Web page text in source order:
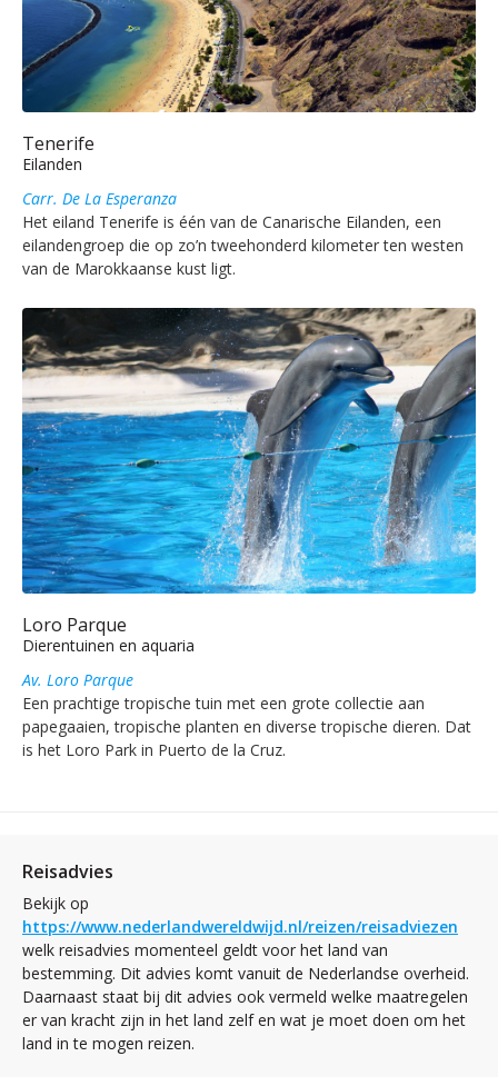
Tenerife
Eilanden
Carr. De La Esperanza
Het eiland Tenerife is één van de Canarische Eilanden, een
eilandengroep die op zo’n tweehonderd kilometer ten westen
van de Marokkaanse kust ligt.
Loro Parque
Dierentuinen en aquaria
Av. Loro Parque
Een prachtige tropische tuin met een grote collectie aan
papegaaien, tropische planten en diverse tropische dieren. Dat
is het Loro Park in Puerto de la Cruz.
Reisadvies
Bekijk op
https://www.nederlandwereldwijd.nl/reizen/reisadviezen
welk reisadvies momenteel geldt voor het land van
bestemming. Dit advies komt vanuit de Nederlandse overheid.
Daarnaast staat bij dit advies ook vermeld welke maatregelen
er van kracht zijn in het land zelf en wat je moet doen om het
land in te mogen reizen.